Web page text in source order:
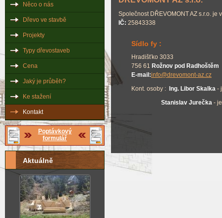
Něco o nás
Dřevo ve stavbě
Projekty
Typy dřevostaveb
Cena
Jaký je průběh?
Ke stažení
Kontakt
Poptávkový
formulář
Aktuálně
Společnost DŘEVOMONT AZ s.r.o.
IČ: 25843338
Sídlo fy :
Hradišťko 3033
756 61 Rožnov pod Radhoštěm
E-mail:info@drevomont-az.cz
Kont. osoby :
Ing. Libor Skalka -
Stanislav Jurečka -